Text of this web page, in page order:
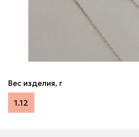
Вес изделия, г
1.12